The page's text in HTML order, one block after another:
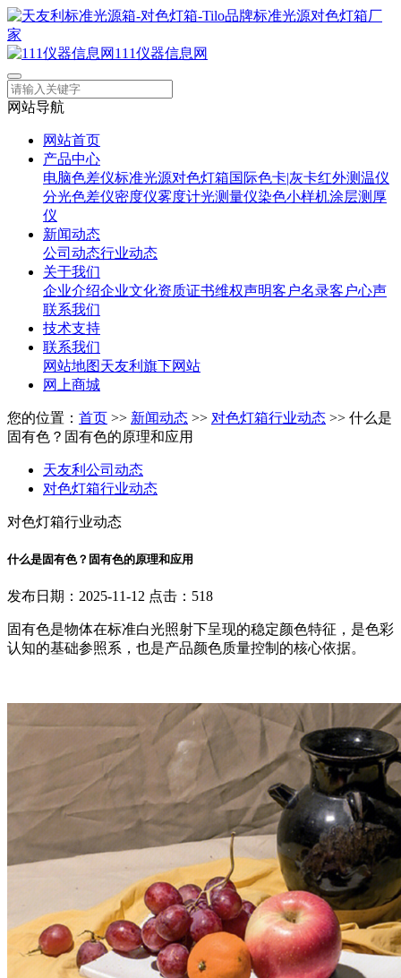
111仪器信息网
网站导航
网站首页
产品中心
电脑色差仪标准光源对色灯箱国际色卡|灰卡红外测温仪
分光色差仪密度仪雾度计光测量仪染色小样机涂层测厚
仪
新闻动态
公司动态行业动态
关于我们
企业介绍企业文化资质证书维权声明客户名录客户心声
联系我们
技术支持
联系我们
网站地图天友利旗下网站
网上商城
您的位置： 首页 >> 新闻动态 >> 对色灯箱行业动态 >> 什么是
固有色？固有色的原理和应用
天友利公司动态
对色灯箱行业动态
对色灯箱行业动态
什么是固有色？固有色的原理和应用
发布日期：2025-11-12 点击：518
固有色是物体在标准白光照射下呈现的稳定颜色特征，是色彩
认知的基础参照系，也是产品颜色质量控制的核心依据。